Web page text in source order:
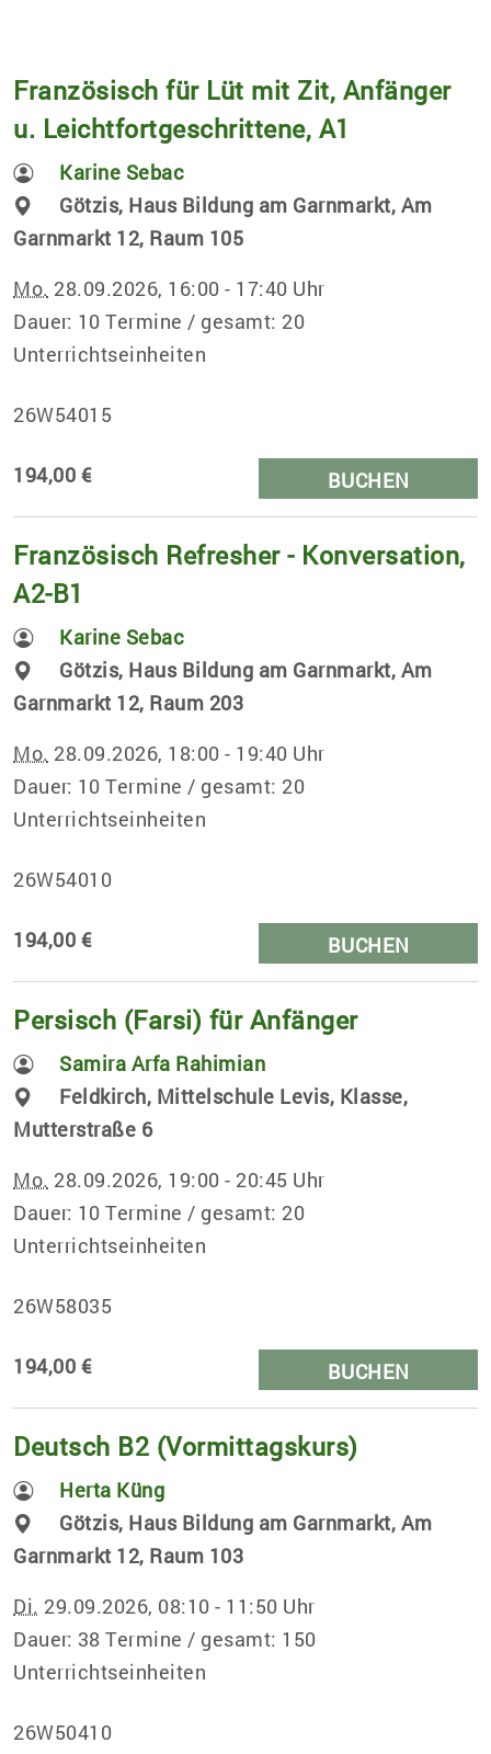
Französisch für Lüt mit Zit, Anfänger
u. Leichtfortgeschrittene, A1
Karine Sebac
Götzis, Haus Bildung am Garnmarkt, Am
Garnmarkt 12, Raum 105
Mo. 28.09.2026, 16:00 - 17:40 Uhr
Dauer: 10 Termine / gesamt: 20
Unterrichtseinheiten
26W54015
194,00 € BUCHEN
Französisch Refresher - Konversation,
A2-B1
Karine Sebac
Götzis, Haus Bildung am Garnmarkt, Am
Garnmarkt 12, Raum 203
Mo. 28.09.2026, 18:00 - 19:40 Uhr
Dauer: 10 Termine / gesamt: 20
Unterrichtseinheiten
26W54010
194,00 € BUCHEN
Persisch (Farsi) für Anfänger
Samira Arfa Rahimian
Feldkirch, Mittelschule Levis, Klasse,
Mutterstraße 6
Mo. 28.09.2026, 19:00 - 20:45 Uhr
Dauer: 10 Termine / gesamt: 20
Unterrichtseinheiten
26W58035
194,00 € BUCHEN
Deutsch B2 (Vormittagskurs)
Herta Küng
Götzis, Haus Bildung am Garnmarkt, Am
Garnmarkt 12, Raum 103
Di. 29.09.2026, 08:10 - 11:50 Uhr
Dauer: 38 Termine / gesamt: 150
Unterrichtseinheiten
26W50410